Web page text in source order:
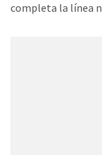
completa la línea